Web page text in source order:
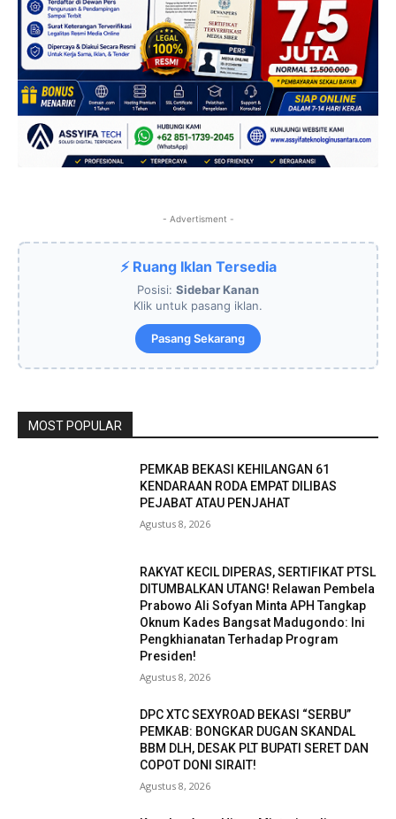
- Advertisment -
⚡ Ruang Iklan Tersedia
Posisi: Sidebar Kanan
Klik untuk pasang iklan.
Pasang Sekarang
MOST POPULAR
PEMKAB BEKASI KEHILANGAN 61
KENDARAAN RODA EMPAT DILIBAS
PEJABAT ATAU PENJAHAT
Agustus 8, 2026
RAKYAT KECIL DIPERAS, SERTIFIKAT PTSL
DITUMBALKAN UTANG! Relawan Pembela
Prabowo Ali Sofyan Minta APH Tangkap
Oknum Kades Bangsat Madugondo: Ini
Pengkhianatan Terhadap Program
Presiden!
Agustus 8, 2026
DPC XTC SEXYROAD BEKASI “SERBU”
PEMKAB: BONGKAR DUGAN SKANDAL
BBM DLH, DESAK PLT BUPATI SERET DAN
COPOT DONI SIRAIT!
Agustus 8, 2026